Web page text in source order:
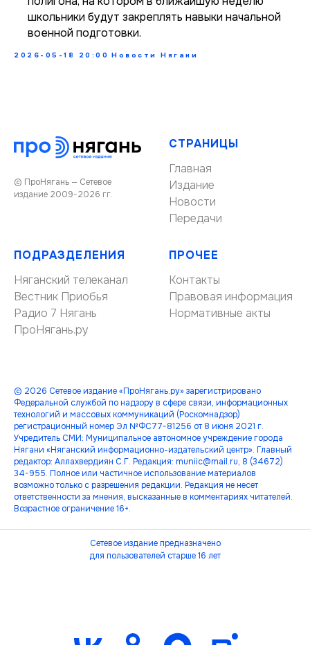
школьники будут закреплять навыки начальной
военной подготовки.
2026-05-18 20:00 Новости Нягани
© ПроНягань — Сетевое
издание 2009-2026 гг.
СТРАНИЦЫ
Главная
Издание
Новости
Передачи
ПОДРАЗДЕЛЕНИЯ
Няганский телеканал
Вестник Приобья
Радио 7 Нягань
ПроНягань.ру
ПРОЧЕЕ
Контакты
Правовая информация
Нормативные акты
© 2026 Сетевое издание «ПроНягань.ру» зарегистрировано
Федеральной службой по надзору в сфере связи, информационных
технологий и массовых коммуникаций (Роскомнадзор)
регистрационный номер Эл №ФС77-81256 от 8 июня 2021 г.
Учредитель СМИ: Муниципальное автономное учреждение города
Нягани «Няганский информационно-издательский центр». Главный
редактор: Аллахвердиян С.Г. Редакция: muniic@mail.ru, 8 (34672)
34-955. Полное или частичное использование материалов
возможно только с разрешения редакции. Редакция не несет
ответственности за мнения, высказанные в комментариях читателей.
Возрастное ограничение 16+.
Сетевое издание предназначено
для пользователей старше 16 лет